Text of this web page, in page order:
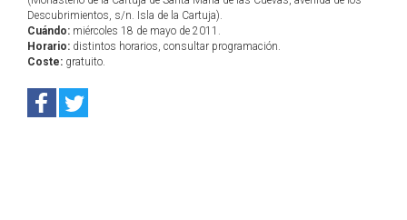
Descubrimientos, s/n. Isla de la Cartuja).
Cuándo: miércoles 18 de mayo de 2011.
Horario: distintos horarios, consultar programación.
Coste: gratuito.